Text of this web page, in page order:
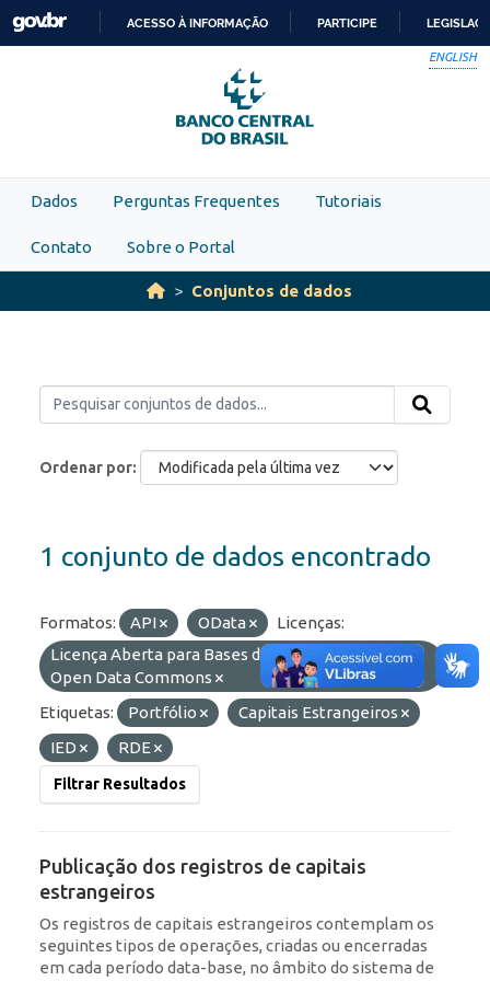
Skip to main content
PARA
O
CONTEÚDO
ACESSO À INFORMAÇÃO PARTICIPE
ENGLISH
Dados Perguntas Frequentes Tutoriais
Contato Sobre o Portal
Conjuntos de dados
Ordenar por
1 conjunto de dados encontrado
Formatos: API OData
Licenças:
Licença Aberta para Bases de Dados (ODbL) do
Open Data Commons
Etiquetas:
Portfólio
Capitais Estrangeiros
IED
RDE
Filtrar Resultados
Publicação dos registros de capitais
estrangeiros
Os registros de capitais estrangeiros contemplam os
seguintes tipos de operações, criadas ou encerradas
em cada período data-base, no âmbito do sistema de